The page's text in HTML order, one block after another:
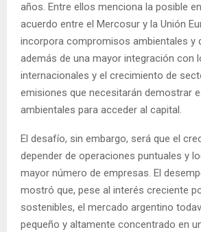
años. Entre ellos menciona la posible
acuerdo entre el Mercosur y la Unión
incorpora compromisos ambientales y
además de una mayor integración con
internacionales y el crecimiento de
emisiones que necesitarán demostrar
ambientales para acceder al capital.
El desafío, sin embargo, será que el
depender de operaciones puntuales y
mayor número de empresas. El
mostró que, pese al interés creciente
sostenibles, el mercado argentino
pequeño y altamente concentrado en